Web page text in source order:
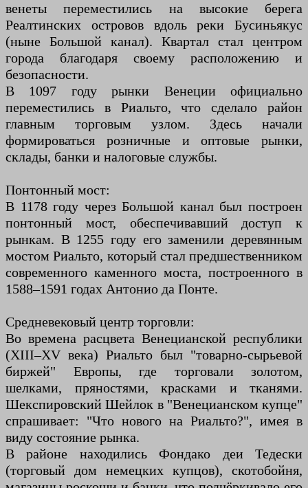
венеты переместились на высокие берега
Реалтинских островов вдоль реки Бусиньякус
(ныне Большой канал). Квартал стал центром
города благодаря своему расположению и
безопасности.
В 1097 году рынки Венеции официально
переместились в Риальто, что сделало район
главным торговым узлом. Здесь начали
формироваться розничные и оптовые рынки,
склады, банки и налоговые службы.
Понтонный мост:
В 1178 году через Большой канал был построен
понтонный мост, обеспечивавший доступ к
рынкам. В 1255 году его заменили деревянным
мостом Риальто, который стал предшественником
современного каменного моста, построенного в
1588–1591 годах Антонио да Понте.
Средневековый центр торговли:
Во времена расцвета Венецианской республики
(XIII–XV века) Риальто был "товарно-сырьевой
биржей" Европы, где торговали золотом,
шелками, пряностями, красками и тканями.
Шекспировский Шейлок в "Венецианском купце"
спрашивает: "Что нового на Риальто?", имея в
виду состояние рынка.
В районе находились Фондако деи Тедески
(торговый дом немецких купцов), скотобойня,